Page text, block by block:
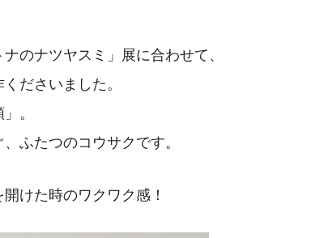
のナツヤスミ」展に合わせて、
ださいました。
。
ふたつのコウサクです。
けた時のワクワク感！